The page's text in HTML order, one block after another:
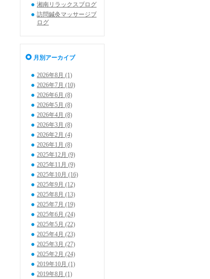
湘南リラックスブログ
訪問鍼灸マッサージブ
ログ
月別アーカイブ
2026年8月 (1)
2026年7月 (10)
2026年6月 (8)
2026年5月 (8)
2026年4月 (8)
2026年3月 (8)
2026年2月 (4)
2026年1月 (8)
2025年12月 (9)
2025年11月 (9)
2025年10月 (16)
2025年9月 (12)
2025年8月 (13)
2025年7月 (19)
2025年6月 (24)
2025年5月 (22)
2025年4月 (23)
2025年3月 (27)
2025年2月 (24)
2019年10月 (1)
2019年8月 (1)